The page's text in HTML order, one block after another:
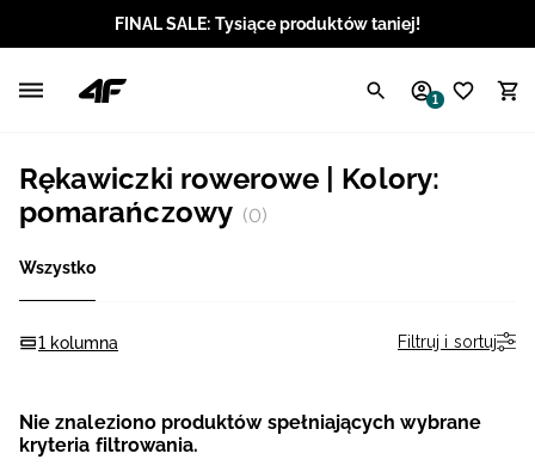
FINAL SALE: Tysiące produktów taniej!
1
Rękawiczki rowerowe | Kolory:
pomarańczowy (0)
Wszystko
1 kolumna Filtruj i sortuj
Nie znaleziono produktów spełniających wybrane
kryteria filtrowania.
Angielski / USD
Litewski / EUR